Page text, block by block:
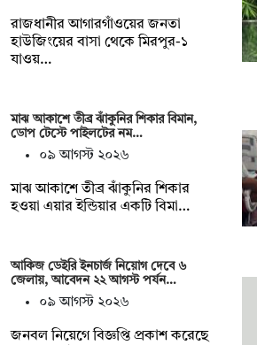
রাজধানীর আগারগাঁওয়ের জনতা
হাউজিংয়ের বাসা থেকে মিরপুর-১
যাওয়…
মাঝ আকাশে তীব্র ঝাঁকুনির শিকার বিমান,
ডোপ টেস্টে পাইলটের নম…
০৯ আগস্ট ২০২৬
মাঝ আকাশে তীব্র ঝাঁকুনির শিকার
হওয়া এয়ার ইন্ডিয়ার একটি বিমা…
আকিজ ডেইরি ইনচার্জ নিয়োগ দেবে ৬
জেলায়, আবেদন ২২ আগস্ট পর্যন…
০৯ আগস্ট ২০২৬
জনবল নিয়েগে বিজ্ঞপ্তি প্রকাশ করেছে